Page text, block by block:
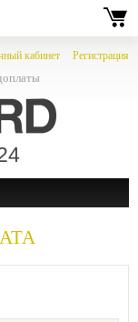
кабинет Регистрация